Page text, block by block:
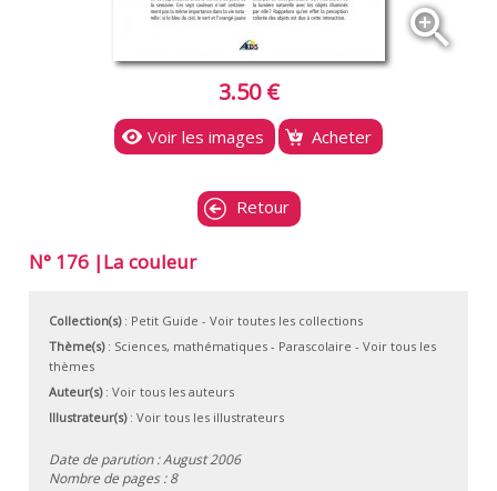
zoom_in
3.50 €
Voir les images Acheter
Retour
N° 176 |La couleur
Collection(s): Petit Guide - Voir toutes les collections
Thème(s): Sciences, mathématiques- Parascolaire - Voir tous les
thèmes
Auteur(s): Voir tous les auteurs
Illustrateur(s): Voir tous les illustrateurs
Date de parution : August 2006
Nombre de pages : 8